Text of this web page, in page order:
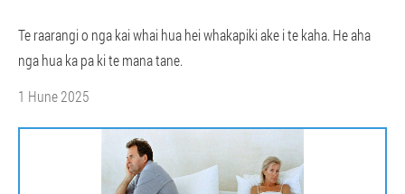
Te raarangi o nga kai whai hua hei whakapiki ake i te kaha. He aha
nga hua ka pa ki te mana tane.
1 Hune 2025